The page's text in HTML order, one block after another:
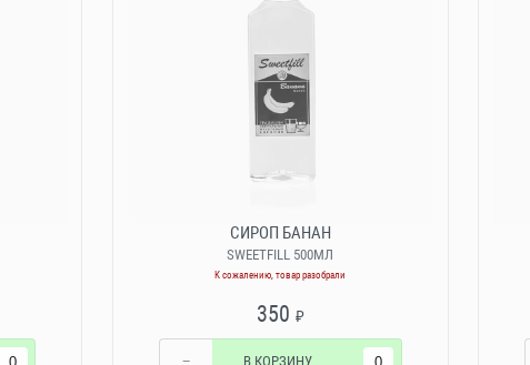
СИРОП БАНАН
SWEETFILL 500МЛ
К сожалению, товар разобрали
350 ₽
− В КОРЗИНУ